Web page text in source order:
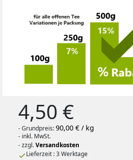
4,50 €
- Grundpreis:90,00 € / kg
- inkl. MwSt.
- zzgl.Versandkosten
Lieferzeit : 3 Werktage